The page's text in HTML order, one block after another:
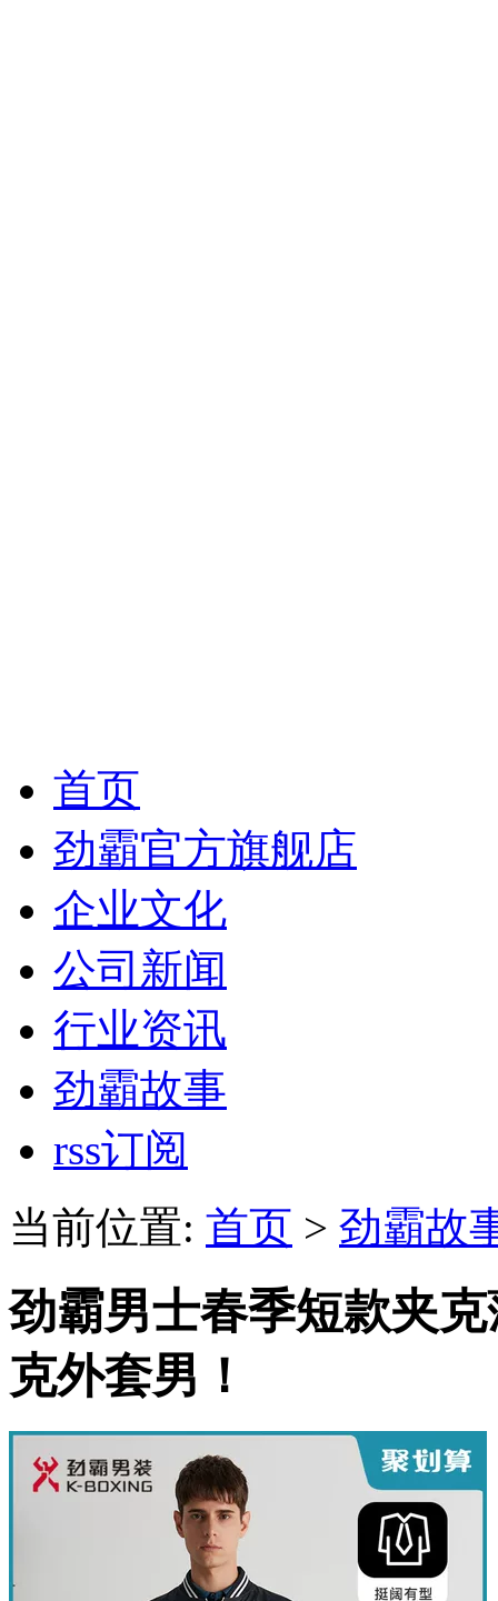
首页
劲霸官方旗舰店
企业文化
公司新闻
行业资讯
劲霸故事
rss订阅
当前位置: 首页 > 劲霸故
劲霸男士春季短款夹
克外套男！